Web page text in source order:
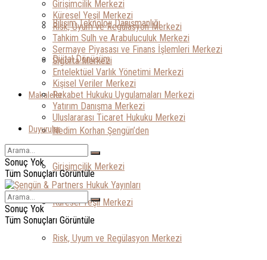
Bilişim Teknoloji Danışmanlığı
Dijital Dönüşüm
Makaleler
Nedim Korhan Şengün’den
Girişimcilik Merkezi
Küresel Yeşil Merkezi
Risk, Uyum ve Regülasyon Merkezi
Girişimcilik Merkezi
Küresel Yeşil Merkezi
Risk, Uyum ve Regülasyon Merkezi
Tahkim Sulh ve Arabuluculuk Merkezi
Sermaye Piyasası ve Finans İşlemleri Merkezi
Sigorta Merkezi
Entelektüel Varlık Yönetimi Merkezi
Kişisel Veriler Merkezi
Rekabet Hukuku Uygulamaları Merkezi
Yatırım Danışma Merkezi
Uluslararası Ticaret Hukuku Merkezi
Duyurular
Sonuç Yok
Tüm Sonuçları Görüntüle
Sonuç Yok
Tüm Sonuçları Görüntüle